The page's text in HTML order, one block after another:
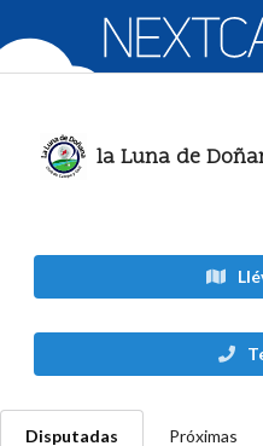
la Luna de
Disputadas Próximas